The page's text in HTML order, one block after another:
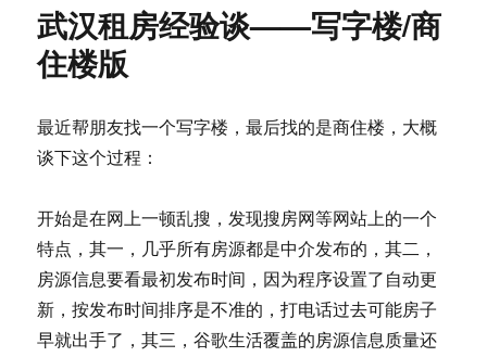
兴
预
监
狱
创
新
大
奖
武汉租房经验谈——写字楼/商
住楼版
最近帮朋友找一个写字楼，最后找的是商住楼，大概
谈下这个过程：
开始是在网上一顿乱搜，发现搜房网等网站上的一个
特点，其一，几乎所有房源都是中介发布的，其二，
房源信息要看最初发布时间，因为程序设置了自动更
新，按发布时间排序是不准的，打电话过去可能房子
早就出手了，其三，谷歌生活覆盖的房源信息质量还